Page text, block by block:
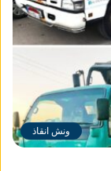
ونش انقاذ